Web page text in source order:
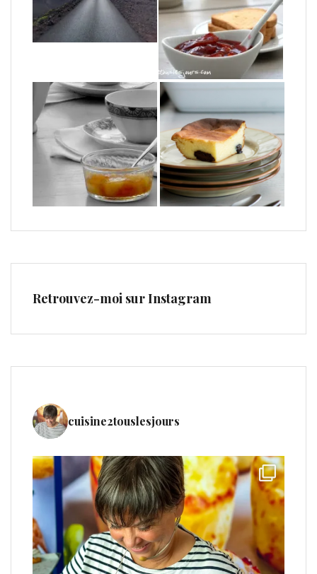
Retrouvez-moi sur Instagram
cuisine2touslesjours